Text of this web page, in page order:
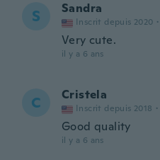
S Sandra
Inscrit depuis 2020 ·
Very cute.
il y a 6 ans
C Cristela
Inscrit depuis 2018 ·
Good quality
il y a 6 ans